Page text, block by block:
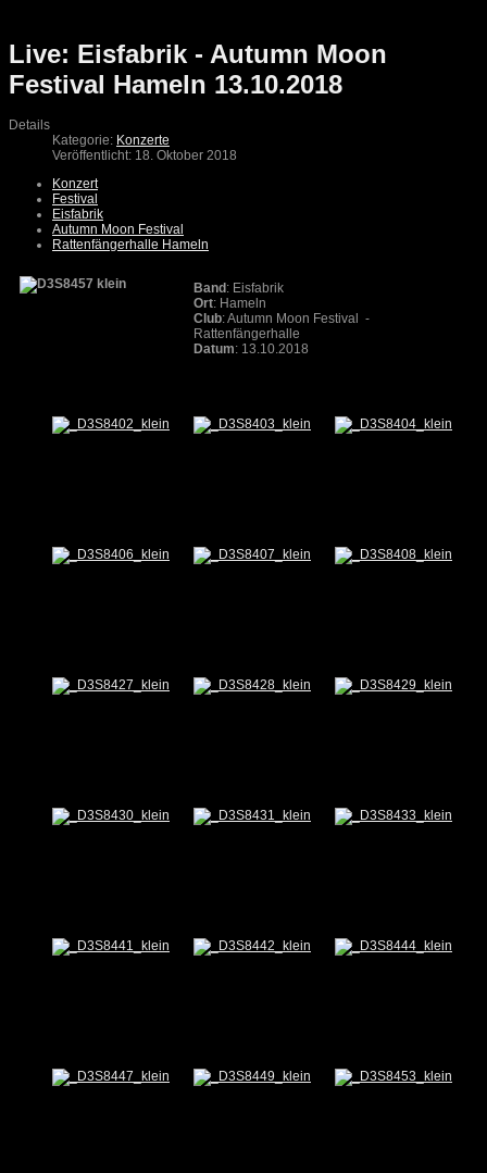
Live: Eisfabrik - Autumn Moon
Festival Hameln 13.10.2018
Details
Kategorie: Konzerte
Veröffentlicht: 18. Oktober 2018
Konzert
Festival
Eisfabrik
Autumn Moon Festival
Rattenfängerhalle Hameln
Band : Eisfabrik
Ort: Hameln
Club: Autumn Moon Festival -
Rattenfängerhalle
Datum: 13.10.2018